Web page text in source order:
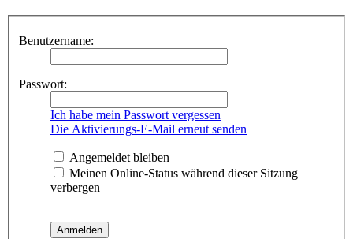
Benutzername:
Passwort:
Ich habe mein Passwort vergessen
Die Aktivierungs-E-Mail erneut senden
Angemeldet bleiben
Meinen Online-Status während dieser Sitzung
verbergen